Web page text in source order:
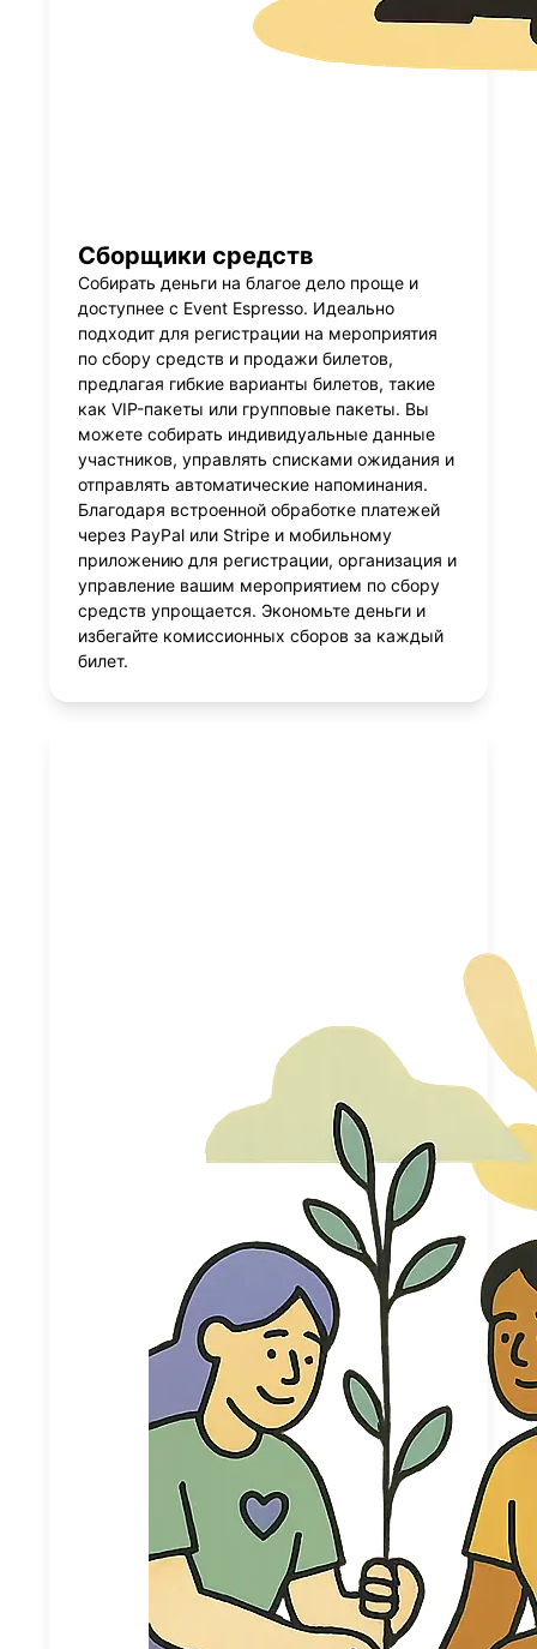
Сборщики средств
Собирать деньги на благое дело проще и
доступнее с Event Espresso. Идеально
подходит для регистрации на мероприятия
по сбору средств и продажи билетов,
предлагая гибкие варианты билетов, такие
как VIP-пакеты или групповые пакеты. Вы
можете собирать индивидуальные данные
участников, управлять списками ожидания и
отправлять автоматические напоминания.
Благодаря встроенной обработке платежей
через PayPal или Stripe и мобильному
приложению для регистрации, организация и
управление вашим мероприятием по сбору
средств упрощается. Экономьте деньги и
избегайте комиссионных сборов за каждый
билет.